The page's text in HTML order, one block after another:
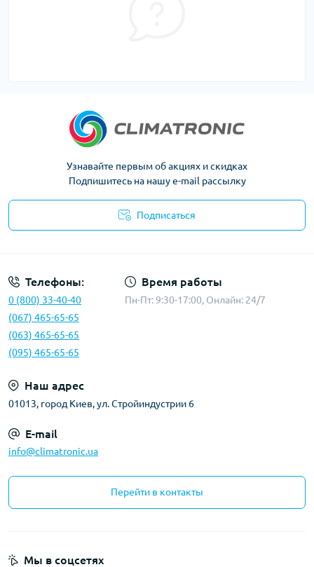
Узнавайте первым об акциях и скидках
Подпишитесь на нашу e-mail рассылку
Подписаться
Телефоны:
0 (800) 33-40-40
(067) 465-65-65
(063) 465-65-65
(095) 465-65-65
Время работы
Пн-Пт: 9:30-17:00, Онлайн: 24/7
Наш адрес
01013, город Киев, ул. Стройиндустрии 6
E-mail
info@climatronic.ua
Перейти в контакты
Мы в соцсетях